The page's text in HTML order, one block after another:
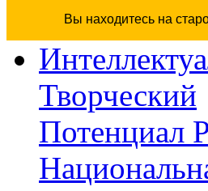
Вы находитесь на
Творческий
Потенциал